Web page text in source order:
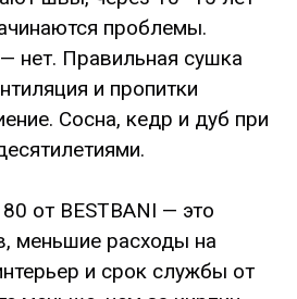
проблемы.
нет. Правильная сушка
и пропитки
Сосна, кедр и дуб при
от BESTBANI — это
меньшие расходы на
и срок службы от